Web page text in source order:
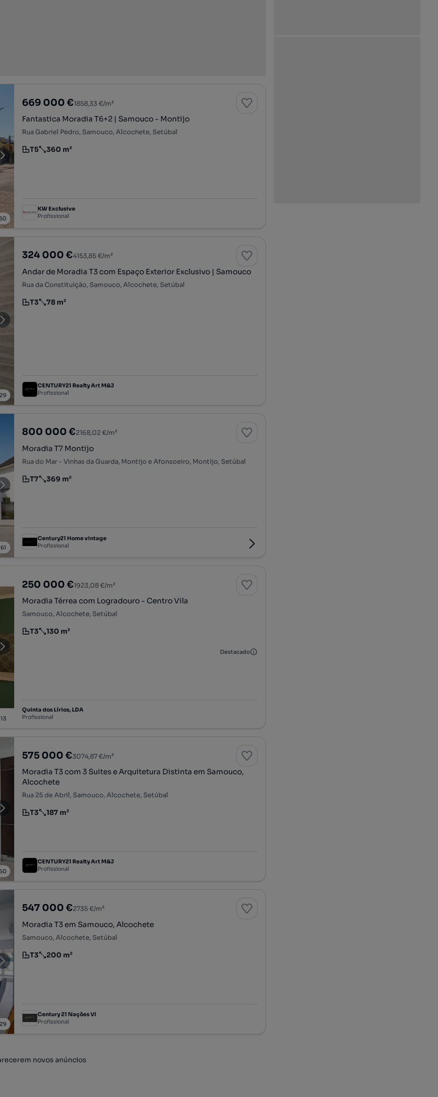
669 000 €1858,33 €/m²
Fantastica Moradia T6+2 | Samouco - Montijo
Rua Gabriel Pedro, Samouco, Alcochete, Setúbal
Tipologia
T5
Preço por metro quadrado
360 m²
KW Exclusive
Profissional
29
324 000 €4153,85 €/m²
Andar de Moradia T3 com Espaço Exterior Exclusivo | Samouco
Rua da Constituição, Samouco, Alcochete, Setúbal
Tipologia
T3
Preço por metro quadrado
78 m²
CENTURY21 Realty Art M&J
Profissional
61
800 000 €2168,02 €/m²
Moradia T7 Montijo
Rua do Mar - Vinhas da Guarda, Montijo e Afonsoeiro, Montijo, Setúbal
Tipologia
T7
Preço por metro quadrado
369 m²
Century21 Home vintage
Profissional
13
250 000 €1923,08 €/m²
Moradia Térrea com Logradouro - Centro Vila
Samouco, Alcochete, Setúbal
Tipologia
T3
Preço por metro quadrado
130 m²
Destacado
Quinta dos Lírios, LDA
Profissional
575 000 €3074,87 €/m²
Moradia T3 com 3 Suites e Arquitetura Distinta em Samouco,
Alcochete
Rua 25 de Abril, Samouco, Alcochete, Setúbal
Tipologia
T3
Preço por metro quadrado
187 m²
CENTURY21 Realty Art M&J
Profissional
29
547 000 €2735 €/m²
Moradia T3 em Samouco, Alcochete
Samouco, Alcochete, Setúbal
Tipologia
T3
Preço por metro quadrado
200 m²
Century 21 Nações VI
Profissional
novos anúncios